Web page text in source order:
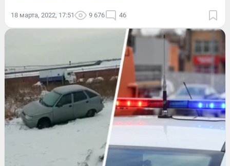
18 марта, 2022, 17:51 9 676 46